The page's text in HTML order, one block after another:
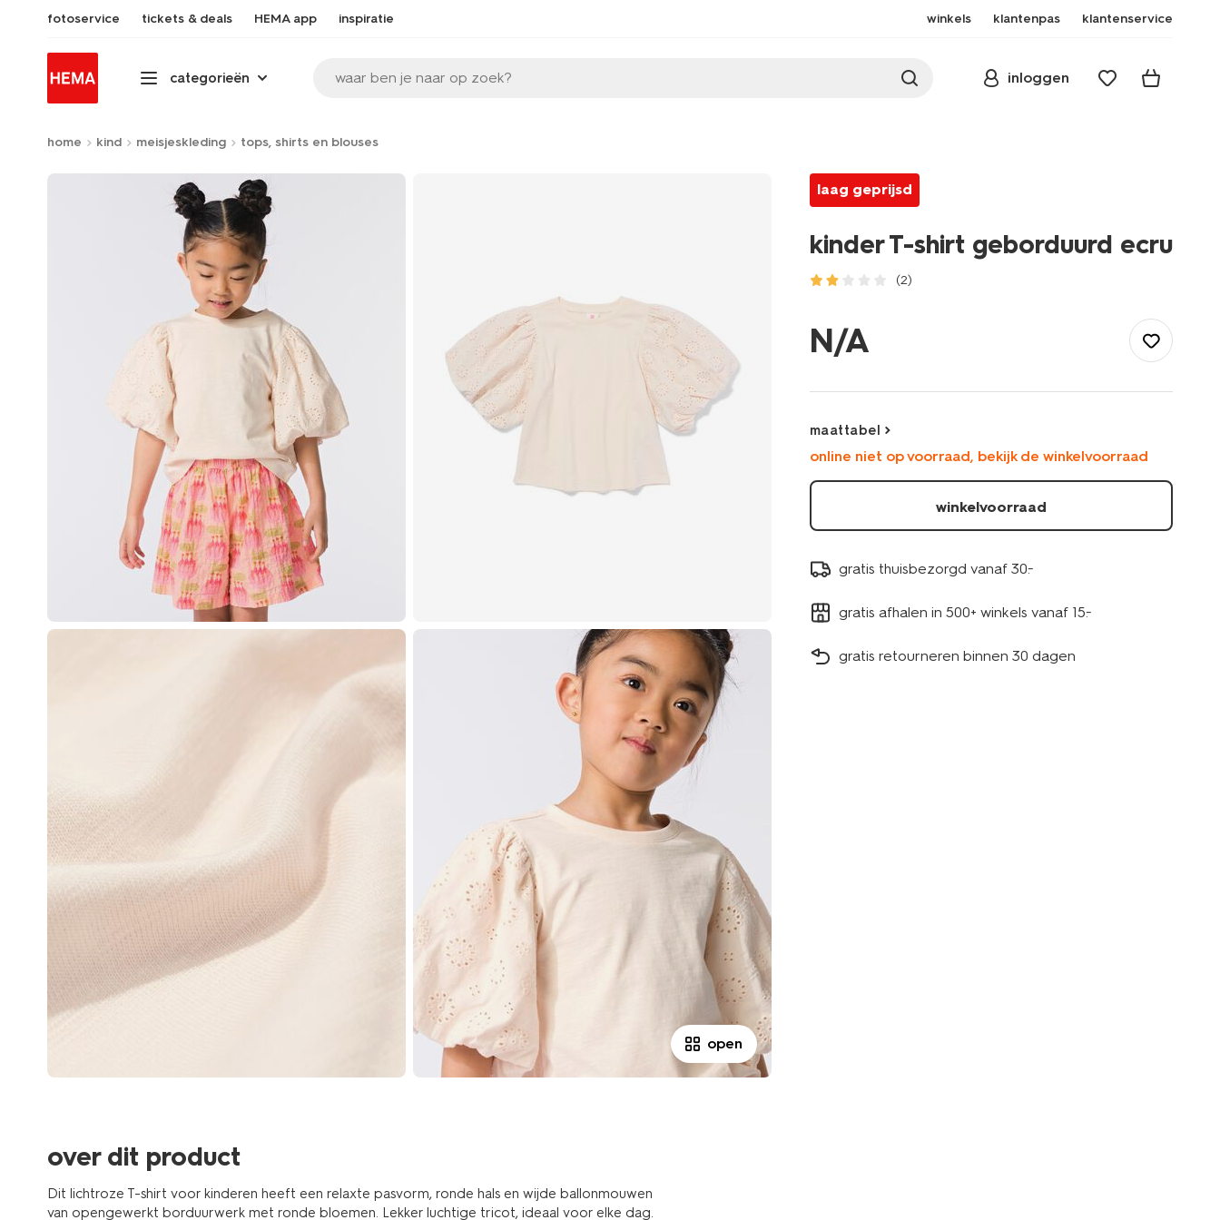
fotoservice tickets & deals HEMA app inspiratie winkels klantenpas klantenservice
categorieën waar ben je naar op zoek? inloggen
home kind meisjeskleding tops, shirts en blouses
open
over dit product
Dit lichtroze T-shirt voor kinderen heeft een relaxte pasvorm, ronde hals en wijde ballonmouwen
van opengewerkt borduurwerk met ronde bloemen. Lekker luchtige tricot, ideaal voor elke dag.
laag geprijsd
kinder T-shirt geborduurd ecru
(2)
shirts-
blouses/kinder-
ecru-
30826104ECRU.html
N/A
maattabel
online niet op voorraad, bekijk de winkelvoorraad
winkelvoorraad
gratis thuisbezorgd vanaf 30.-
gratis afhalen in 500+ winkels vanaf 15.-
gratis retourneren binnen 30 dagen